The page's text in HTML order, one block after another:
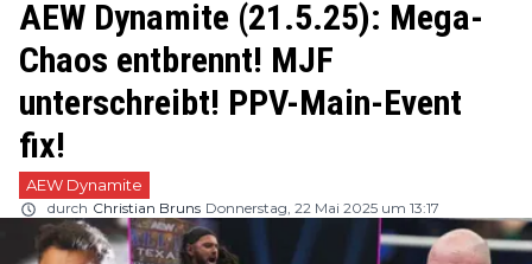
AEW Dynamite (21.5.25): Mega-
Chaos entbrennt! MJF
unterschreibt! PPV-Main-Event
fix!
AEW Dynamite
durch Christian Bruns Donnerstag, 22 Mai 2025 um 13:17